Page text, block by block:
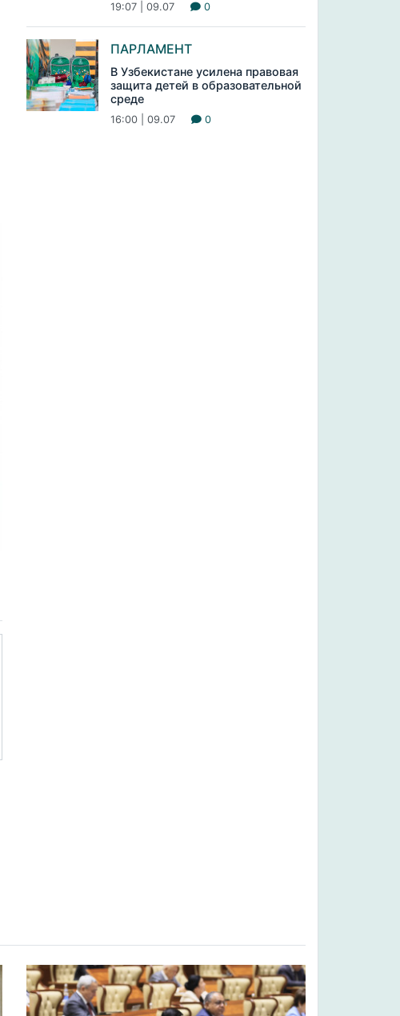
19:07 | 09.07 0
ПАРЛАМЕНТ
В Узбекистане усилена правовая
защита детей в образовательной
среде
16:00 | 09.07 0